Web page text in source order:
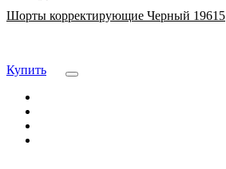
Шорты корректирующие Черный 19615
Купить